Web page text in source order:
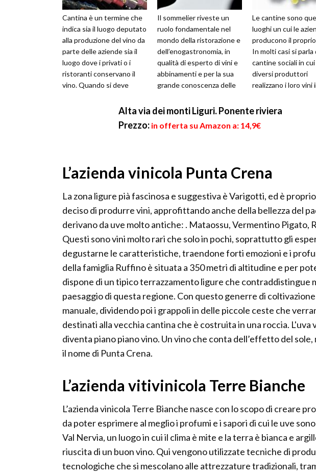
Cantina è un termine che
indica sia il luogo deputato
alla produzione del vino da
parte delle aziende sia il
luogo dove i privati o i
ristoranti conservano il
vino. Quando si deve
Il sommelier riveste un
ruolo fondamentale nel
mondo della ristorazione e
dell’enogastronomia, in
qualità di esperto di vini e
abbinamenti e per la sua
grande conoscenza delle
Le cantine sono
luoghi un cui le
producono il
In molti casi si parla
cantine sociali in cui
diversi produttori
realizzano i loro vini
conferendo ...
Alta via dei monti Liguri. Ponente riviera
Prezzo: in offerta su Amazon a: 14,9€
L’azienda vinicola Punta Crena
La zona ligure pià fascinosa e suggestiva è Varigotti, ed è
deciso di produrre vini, approfittando anche della bellezza del
derivano da uve molto antiche: . Mataossu, Vermentino Pigato,
Questi sono vini molto rari che solo in pochi, soprattutto gli
degustarne le caratteristiche, traendone forti emozioni e i
della famiglia Ruffino è situata a 350 metri di altitudine e per
dispone di un tipico terrazzamento ligure che contraddistingue
paesaggio di questa regione. Con questo generre di
manuale, dividendo poi i grappoli in delle piccole ceste che
destinati alla vecchia cantina che è costruita in una roccia. L'uva
diventa piano piano vino. Un vino che conta dell’effetto del
il nome di Punta Crena.
L’azienda vitivinicola Terre Bianche
L’azienda vinicola Terre Bianche nasce con lo scopo di creare
da poter esprimere al meglio i profumi e i sapori di cui le uve
Val Nervia, un luogo in cui il clima è mite e la terra è bianca e
riuscita di un buon vino. Qui vengono utilizzate tecniche di
tecnologiche che si mescolano alle attrezzature tradizionali,